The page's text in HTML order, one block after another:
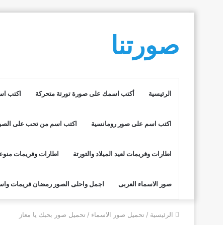
صورتنا
الرئيسية أكتب اسمك على صورة تورتة متحركة اكتب
اكتب اسم على صور رومانسية اكتب اسم من تحب على
اطارات وفريمات لعيد الميلاد والتورتة اطارات وفريمات
صور الاسماء العربى اجمل واحلى الصور رمضان فريمات
الرئيسية / تحميل صور الاسماء / تحميل صور بحبك يا معاز